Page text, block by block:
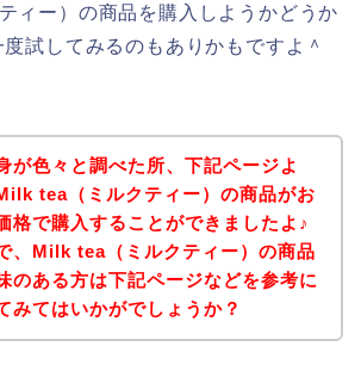
ィー）の商品を購入しようかどうか
試してみるのもありかもですよ＾
が色々と調べた所、下記ページよ
tea（ミルクティー）の商品がお
格で購入することができましたよ♪
、Milk tea（ミルクティー）の商品
のある方は下記ページなどを参考に
みてはいかがでしょうか？